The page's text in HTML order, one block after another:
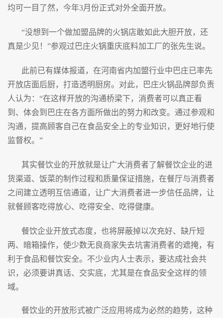
均可一目了然，今年3月份正式对外全面开放。
“没想到一个做加盟品牌的火锅店敢如此大胆开放，还
真是少见！”参观过巴庄火锅重庆底料加工厂的张先生说。
此前已有媒体报道，在河南省内加盟行业中巴庄已率先
开放店面后厨，打造透明厨房。对此，巴庄火锅品牌部负责
人认为： “在这样开放的沟通桥梁下，消费者可以真正看
到、体会到巴庄在各方面所做出的努力和改变。通过参观和
沟通，提高顾客自己在食品安全上的专业知识，更好地行使
监督权。”
其实餐饮业的开放就是让广大消费者了解餐饮企业的进
货渠道、饭菜的制作过程和质量保证措施，在餐厅与消费者
之间建立透明互信通道，让广大消费者进一步信任品牌，让
就餐顾客吃得放心、吃得安全、吃得健康。
餐饮企业开放式态度，也将屏蔽掉以次充好、缺斤短
两、暗箱操作，使少数无良商家失去坑害消费者的遮掩，有
利于食品和餐饮安全。 不少业内人士表示，要达成社会共
识，必须要讲真话、交实底，尤其是在食品安全这样的领
域。
餐饮业的开放形式被广泛应用将成为必然的趋势，这种